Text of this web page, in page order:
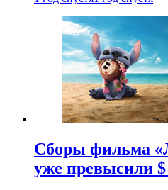
Сборы фильма
уже превысили